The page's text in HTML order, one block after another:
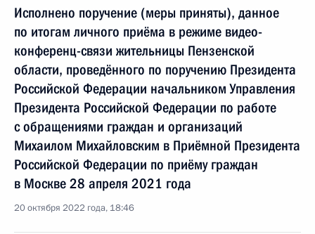
Исполнено поручение (меры приняты), данное
по итогам личного приёма в режиме видео-
конференц-связи жительницы Пензенской
области, проведённого по поручению Президента
Российской Федерации начальником Управления
Президента Российской Федерации по работе
с обращениями граждан и организаций
Михаилом Михайловским в Приёмной Президента
Российской Федерации по приёму граждан
в Москве 28 апреля 2021 года
20 октября 2022 года, 18:46